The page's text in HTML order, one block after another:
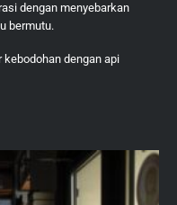
dengan menyebarkan
bermutu.
kebodohan dengan api